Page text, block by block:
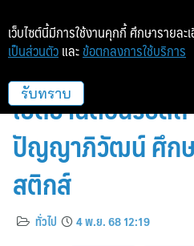
เจแอนด์ที เอ็กซ์เพร
เปิดบ้านต้อนรับส
ปัญญาภิวัฒน์ ศึกษ
สติกส์
ทั่วไป 4 พ.ย. 68 12:19
เว็บไซต์นี้มีการใช้งานคุกกี้ ศึกษารายละ
เป็นส่วนตัว และ ข้อตกลงการใช้บริการ
รับทราบ